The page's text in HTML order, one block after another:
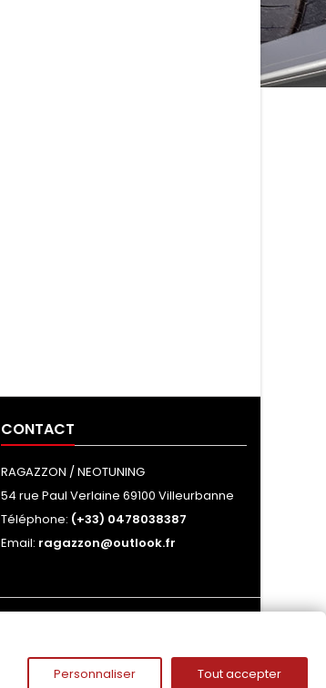
CONTACT
RAGAZZON / NEOTUNING
54 rue Paul Verlaine 69100 Villeurbanne
Téléphone: (+33) 0478038387
Email: ragazzon@outlook.fr
Personnaliser Tout accepter